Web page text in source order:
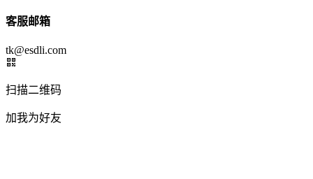
客服邮箱
tk@esdli.com
扫描二维码
加我为好友